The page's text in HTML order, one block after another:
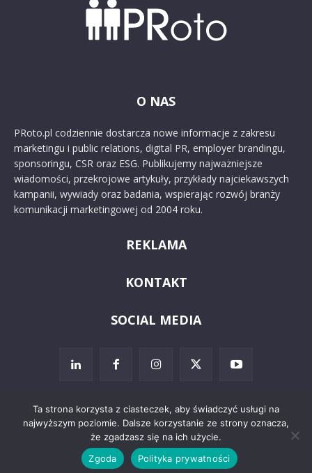
O NAS
PRoto.pl codziennie dostarcza nowe informacje z zakresu
marketingu i public relations, digital PR, employer brandingu,
sponsoringu, CSR oraz ESG. Publikujemy najważniejsze
wiadomości, przekrojowe artykuły, przykłady najciekawszych
kampanii, wywiady oraz badania, wspierając rozwój branży
komunikacji marketingowej od 2004 roku.
REKLAMA
KONTAKT
SOCIAL MEDIA
Reklama Zastrzeżenia prawne
Ta strona korzysta z ciasteczek, aby świadczyć usługi na
najwyższym poziomie. Dalsze korzystanie ze strony oznacza,
że zgadzasz się na ich użycie.
Zgoda
Polityka prywatności